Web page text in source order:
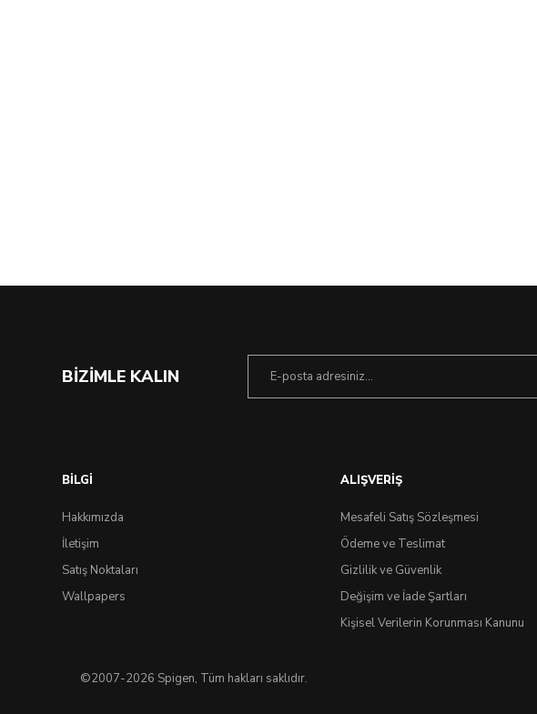
BİZİMLE KALIN
BİLGİ
Hakkımızda
İletişim
Satış Noktaları
Wallpapers
ALIŞVERİŞ
Mesafeli Satış Sözleşmesi
Ödeme ve Teslimat
Gizlilik ve Güvenlik
Değişim ve İade Şartları
Kişisel Verilerin Korunması Kanunu
©2007-2026 Spigen, Tüm hakları saklıdır.